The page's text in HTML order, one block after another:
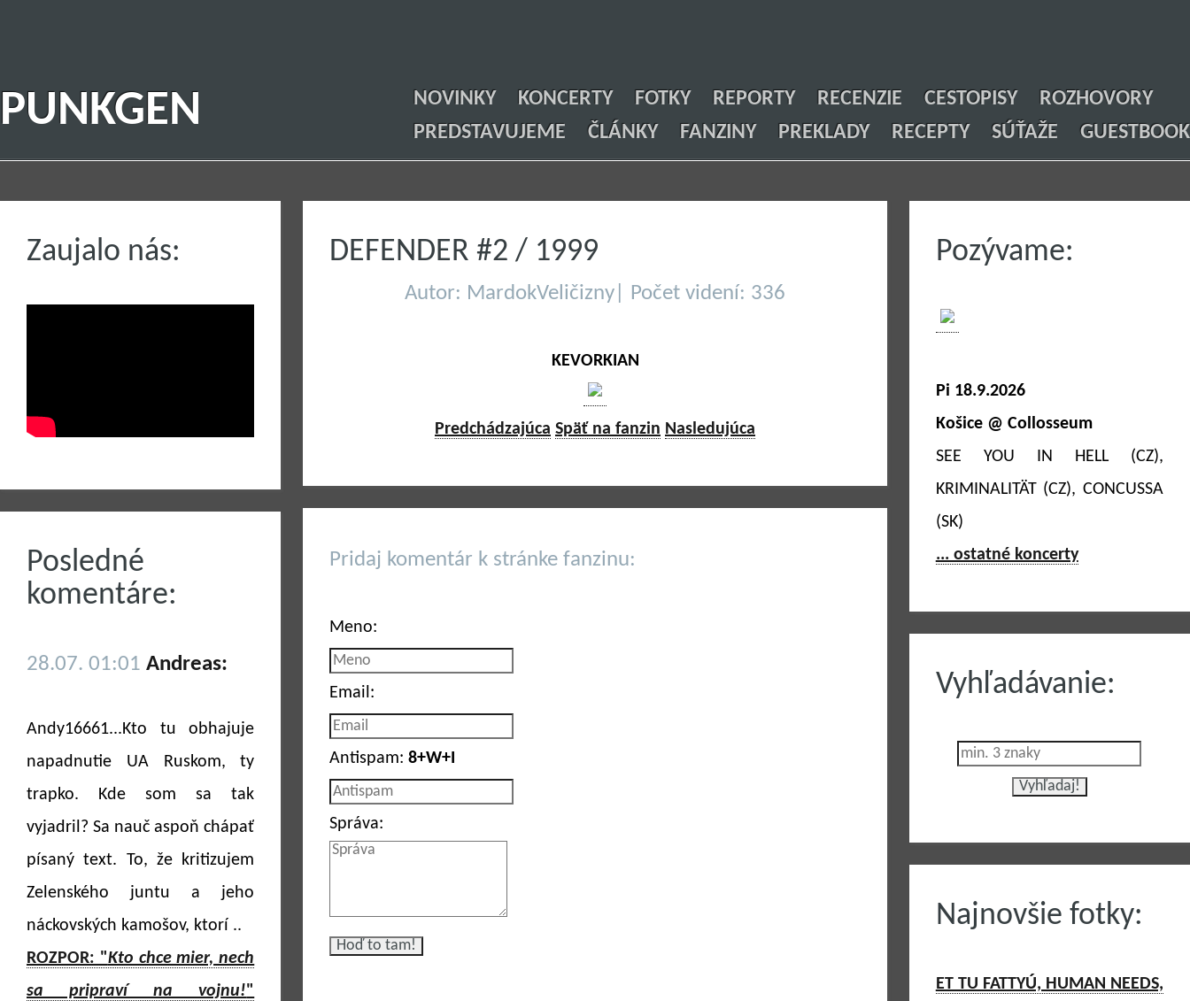
PUNKGEN NOVINKY KONCERTY FOTKY REPORTY RECENZIE CESTOPISY
ROZHOVORY
PREDSTAVUJEME
ČLÁNKY FANZINY PREKLADY RECEPTY SÚŤAŽE GUESTBOOK
Zaujalo nás:
Posledné
komentáre:
28.07. 01:01 Andreas:
Andy16661...Kto tu obhajuje
napadnutie UA Ruskom, ty
trapko. Kde som sa tak
vyjadril? Sa nauč aspoň chápať
písaný text. To, že kritizujem
Zelenského juntu a jeho
náckovských kamošov, ktorí ..
ROZPOR: "Kto chce mier, nech
sa pripraví na vojnu!"
DEFENDER #2 / 1999
Autor: MardokVeličizny| Počet videní: 336
KEVORKIAN
Predchádzajúca Späť na fanzin Nasledujúca
Pridaj komentár k stránke fanzinu:
Meno:
Email:
Antispam: 8+W+I
Správa:
Pozývame:
Pi 18.9.2026
Košice @ Collosseum
SEE YOU IN HELL (CZ),
KRIMINALITÄT (CZ), CONCUSSA
(SK)
... ostatné koncerty
Vyhľadávanie:
Najnovšie fotky:
ET TU FATTYÚ, HUMAN NEEDS,